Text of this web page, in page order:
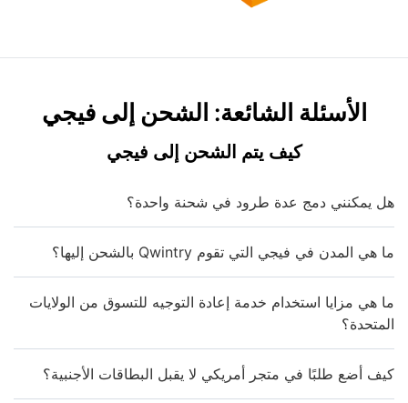
الأسئلة الشائعة: الشحن إلى فيجي
كيف يتم الشحن إلى فيجي
هل يمكنني دمج عدة طرود في شحنة واحدة؟
ما هي المدن في فيجي التي تقوم Qwintry بالشحن إليها؟
ما هي مزايا استخدام خدمة إعادة التوجيه للتسوق من الولايات
المتحدة؟
كيف أضع طلبًا في متجر أمريكي لا يقبل البطاقات الأجنبية؟